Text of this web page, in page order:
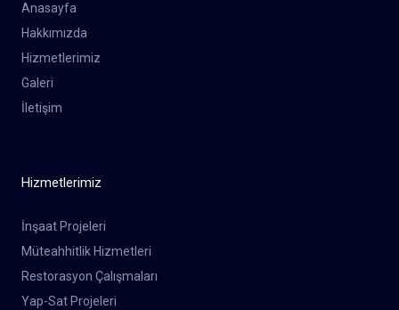
Anasayfa
Hakkımızda
Hizmetlerimiz
Galeri
İletişim
Hizmetlerimiz
İnşaat Projeleri
Müteahhitlik Hizmetleri
Restorasyon Çalışmaları
Yap-Sat Projeleri